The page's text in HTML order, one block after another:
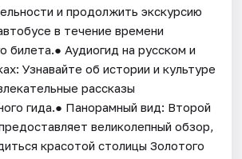
и продолжить экскурсию
в течение времени
билета.● Аудиогид на русском и
Узнавайте об истории и культуре
рассказы
гида.● Панорамный вид: Второй
великолепный обзор,
красотой столицы Золотого